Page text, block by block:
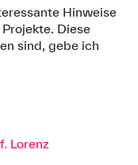
Hinweise
Diese
sind, gebe ich
Lorenz